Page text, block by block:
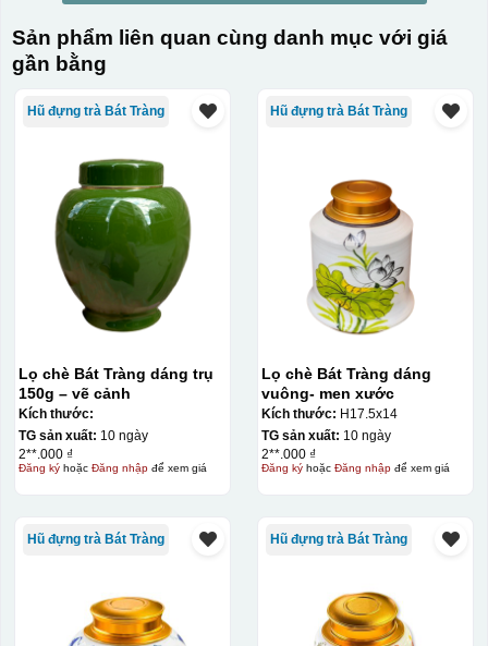
Kiểu hộp:
Hộp xi lót lụa
Hộp xi ấm chén
Sản phẩm liên quan cùng danh mục với giá
gần bằng
Hũ đựng trà Bát Tràng
Lọ chè Bát Tràng dáng trụ
150g – vẽ cảnh
Kích thước:
TG sản xuất: 10 ngày
2**.000 ₫
Đăng kýhoặc Đăng nhậpđể xem giá
Hũ đựng trà Bát Tràng
Lọ chè Bát Tràng dáng
vuông- men xước
Kích thước: H17.5x14
TG sản xuất: 10 ngày
2**.000 ₫
Đăng kýhoặc Đăng nhậpđể xem giá
Hũ đựng trà Bát Tràng Hũ đựng trà Bát Tràng